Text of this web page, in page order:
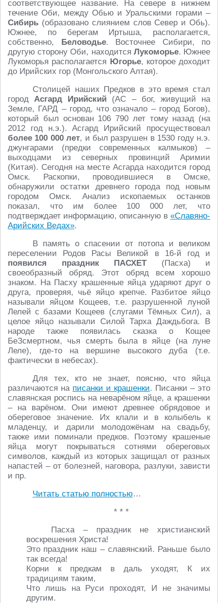
соответствующее название. На севере в нижнем
течение Оби, между Обью и Уральскими горами –
Сибирь (образовано слиянием слов Север и Обь).
Южнее, по берегам Иртыша, располагается,
собственно, Беловодье. Восточнее Сибири, по
другую сторону Оби, находится Лукоморье. Южнее
Лукоморья располагается Югорье, которое доходит
до Ирийских гор (Монгольского Алтая).
Столицей наших Предков в это время стал
городАсгард Ирийский (АС – бог, живущий на
Земле, ГАРД – город, что означало – город Богов),
который был основан 106 790 лет тому назад (на
2012 год н.э.). Асгард Ирийский просуществовал
более 100 000 лет, и был разрушен в 1530 году н.э.
джунгарами (предки современных калмыков) –
выходцами из северных провинций Аримии
(Китая). Сегодня на месте Асгарда находится город
Омск. Раскопки, проводившиеся в Омске,
обнаружили остатки древнего города под новым
городом Омск. Анализ ископаемых останков
показал, что им более 100 000 лет, что
подтверждает информацию, описанную в «Славяно-
Арийских Ведах».
В память о спасении от потопа и великом
переселении Родов Расы Великой в 16-й год и
появился праздник ПАСХЕТ(Пасха) и
своеобразный обряд. Этот обряд всем хорошо
знаком. На Пасху крашенные яйца ударяют друг о
друга, проверяя, чьё яйцо крепче. Разбитое яйцо
называли яйцом Кощеев, т.е. разрушенной луной
Лелей с базами Кощеев (слугами Тёмных Сил), а
целое яйцо называли Силой Тарха Даждьбога. В
народе также появилась сказка о Кощее
БеЗсмертном, чья смерть была в яйце (на луне
Леле), где-то на вершине высокого дуба (т.е.
фактически в небесах).
Для тех, кто не знает, поясню, что яйца
различаются на писанки и крашенки. Писанки – это
славянская роспись на неварёном яйце, а крашенки
– на варёном. Они имеют древнее обрядовое и
обереговое значение. Их клали и в колыбель к
младенцу, и дарили молодожёнам на свадьбу,
также ими поминали предков. Поэтому крашеные
яйца могут покрываться сотнями обереговых
символов, каждый из которых защищал от разных
напастей – от болезней, наговора, разлуки, зависти
и пр.
Читать статью полностью…
* * *
Пасха – праздник не христианский
воскрешения Христа!
Это праздник наш – славянский. Раньше было
так всегда!
Корни к предкам в даль уходят, К их
традициям таким,
Что лишь на Руси проходят, И не значимы
другим.